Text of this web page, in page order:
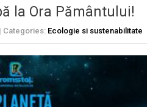
la Ora Pământului!
| Categories: Ecologie si sustenabilitate